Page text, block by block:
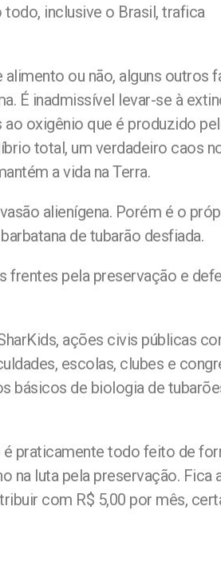
inclusive o Brasil, trafica
ou não, alguns outros
É inadmissível levar-se à
oxigênio que é produzido
total, um verdadeiro caos
a vida na Terra.
alienígena. Porém é o
de tubarão desfiada.
frentes pela preservação e
ações civis públicas
escolas, clubes e
básicos de biologia de
praticamente todo feito de
na luta pela preservação. Fica
com R$ 5,00 por mês,